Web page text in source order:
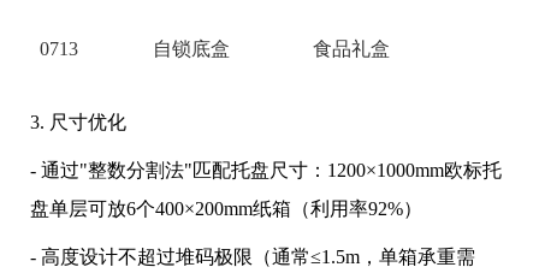
0713 自锁底盒 食品礼盒
3. 尺寸优化
- 通过"整数分割法"匹配托盘尺寸：1200×1000mm欧标托
盘单层可放6个400×200mm纸箱（利用率92%）
- 高度设计不超过堆码极限（通常≤1.5m，单箱承重需